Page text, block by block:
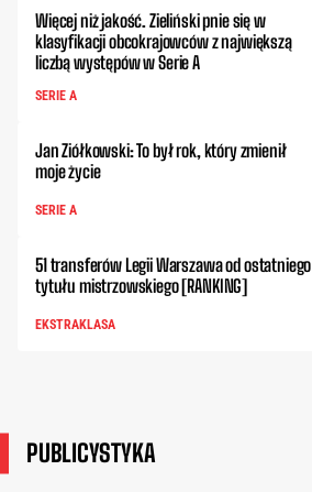
Więcej niż jakość. Zieliński pnie się w
klasyfikacji obcokrajowców z największą
liczbą występów w Serie A
SERIE A
Jan Ziółkowski: To był rok, który zmienił
moje życie
SERIE A
51 transferów Legii Warszawa od ostatniego
tytułu mistrzowskiego [RANKING]
EKSTRAKLASA
PUBLICYSTYKA